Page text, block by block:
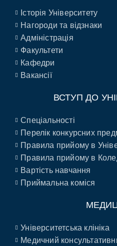
Історія Університету
Нагороди та відзнаки
Адміністрація
Факультети
Кафедри
Вакансії
ВСТУП ДО
Спеціальності
Перелік конкурсних
Правила прийому в
Правила прийому в
Вартість навчання
Приймальна коміся
Університетська клініка
Медичний